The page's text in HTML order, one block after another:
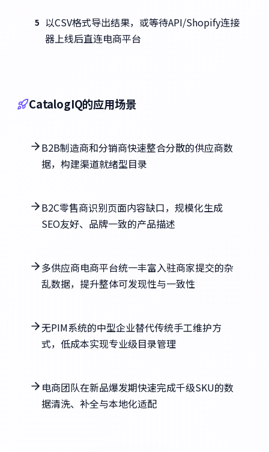
5
以CSV格式导出结果，或等待API/Shopify连接
器上线后直连电商平台
CatalogIQ的应用场景
B2B制造商和分销商快速整合分散的供应商数
据，构建渠道就绪型目录
B2C零售商识别页面内容缺口，规模化生成
SEO友好、品牌一致的产品描述
多供应商电商平台统一丰富入驻商家提交的杂
乱数据，提升整体可发现性与一致性
无PIM系统的中型企业替代传统手工维护方
式，低成本实现专业级目录管理
电商团队在新品爆发期快速完成千级SKU的数
据清洗、补全与本地化适配